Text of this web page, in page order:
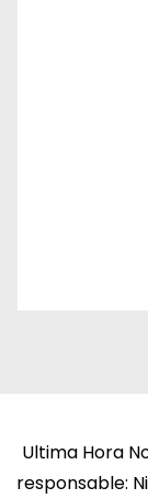
Ultima Hora
responsable: